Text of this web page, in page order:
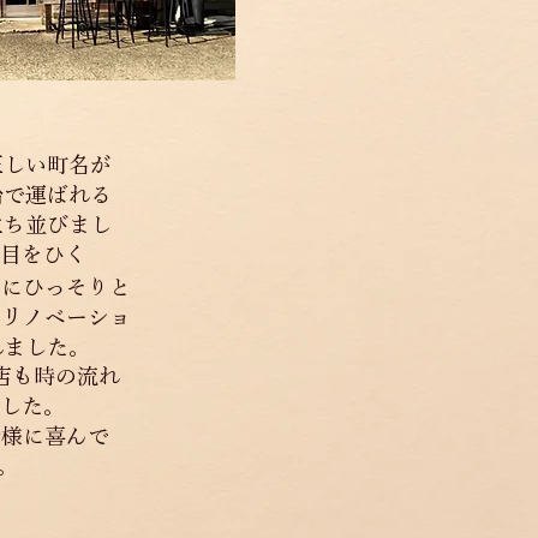
い町名が
運ばれる
並びまし
をひく
ひっそりと
ノベーショ
した。
も時の流れ
た。
に喜んで